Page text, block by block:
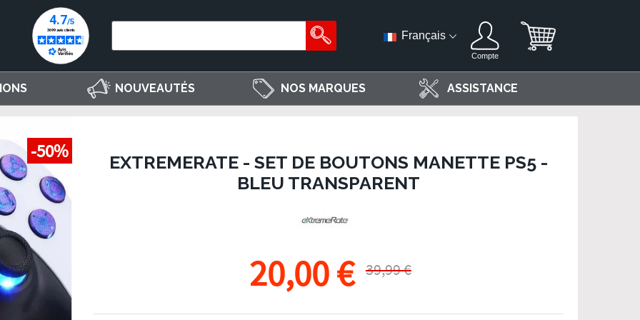
Français
Compte
NOUVEAUTÉS NOS MARQUES ASSISTANCE
-50%
EXTREMERATE - SET DE BOUTONS MANETTE PS5 -
BLEU TRANSPARENT
20,00 € 39,99 €